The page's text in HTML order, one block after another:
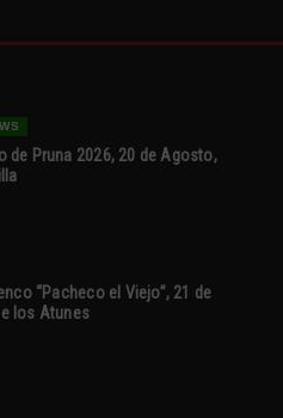
de Pruna 2026, 20 de Agosto,
“Pacheco el Viejo”, 21 de
los Atunes